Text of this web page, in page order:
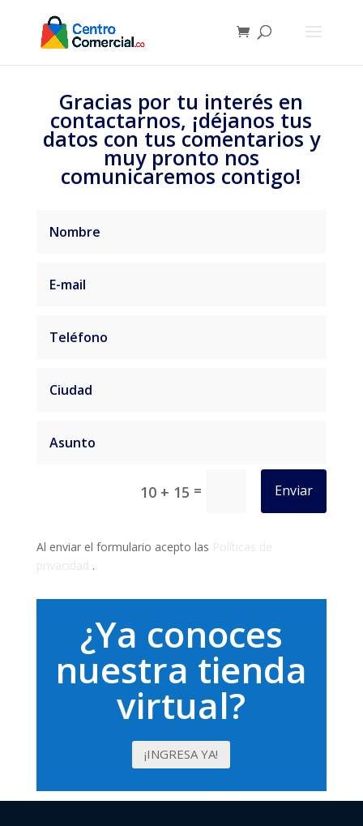
Gracias por tu interés en
contactarnos, ¡déjanos tus
datos con tus comentarios y
muy pronto nos
comunicaremos contigo!
10 + 15 = Enviar
Al enviar el formulario acepto las
.
¿Ya conoces
nuestra tienda
virtual?
¡INGRESA YA!